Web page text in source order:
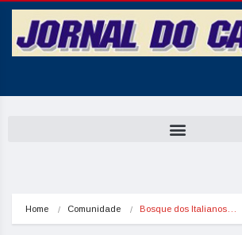
Home Comunidade Bosque dos Italianos…